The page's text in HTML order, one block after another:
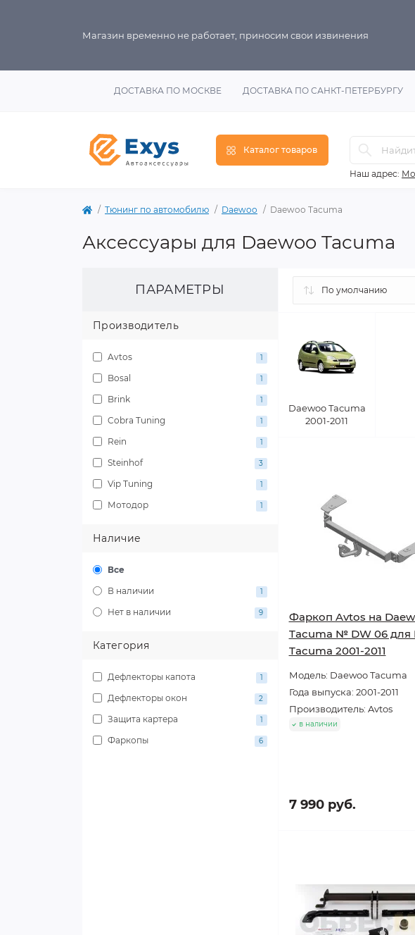
Магазин временно не работает, приносим свои извинения
ДОСТАВКА ПО МОСКВЕ ДОСТАВКА ПО САНКТ-ПЕТЕРБУРГУ
Каталог товаров
Наш адрес:
Тюнинг по автомобилю Daewoo Daewoo Tacuma
Аксессуары для Daewoo Tacuma
ПАРАМЕТРЫ
Производитель
Avtos 1
Bosal 1
Brink 1
Cobra Tuning 1
Rein 1
Steinhof 3
Vip Tuning 1
Мотодор 1
Наличие
Все
В наличии
1
Нет в наличии 9
Категория
Дефлекторы капота 1
Дефлекторы окон 2
Защита картера 1
Фаркопы 6
Daewoo Tacuma
2001-2011
Фаркоп Avtos на
Tacuma № DW 06 для
Tacuma 2001-2011
Модель: Daewoo Tacuma
Года выпуска: 2001-2011
Производитель: Avtos
в наличии
7 990 руб.